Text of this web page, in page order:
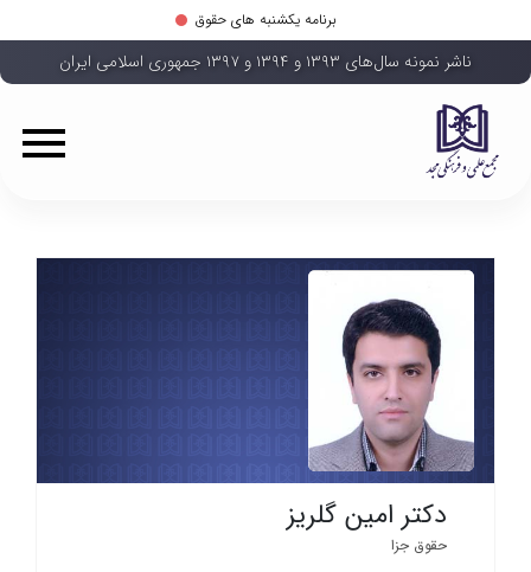
برنامه یکشنبه های حقوق
ناشر نمونه سال‌های ۱۳۹۳ و ۱۳۹۴ و ۱۳۹۷ جمهوری اسلامی ایران
دکتر امین گلریز
حقوق جزا